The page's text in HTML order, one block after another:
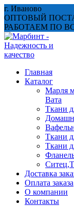
Перейти
к
содержанию
г. Иваново
ОПТОВЫЙ
РАБОТАЕМ ПО
Главная
Каталог
Марля
Вата
Ткани
Ткани
Ткани
Доставка
Оплата заказа
О компании
Контакты